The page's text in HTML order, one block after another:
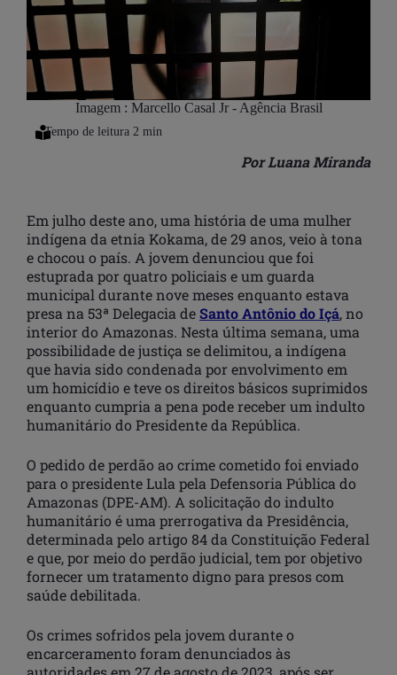
Imagem : Marcello Casal Jr - Agência Brasil
Por Luana Miranda
Em julho deste ano, uma história de uma mulher
indígena da etnia Kokama, de 29 anos, veio à tona
e chocou o país. A jovem denunciou que foi
estuprada por quatro policiais e um guarda
municipal durante nove meses enquanto estava
presa na 53ª Delegacia deSanto Antônio do Içá, no
interior do Amazonas. Nesta última semana, uma
possibilidade de justiça se delimitou, a indígena
que havia sido condenada por envolvimento em
um homicídio e teve os direitos básicos suprimidos
enquanto cumpria a pena pode receber um indulto
humanitário do Presidente da República.
O pedido de perdão ao crime cometido foi enviado
para o presidente Lula pela Defensoria Pública do
Amazonas (DPE-AM). A solicitação do indulto
humanitário é uma prerrogativa da Presidência,
determinada pelo artigo 84 da Constituição Federal
e que, por meio do perdão judicial, tem por objetivo
fornecer um tratamento digno para presos com
saúde debilitada.
Os crimes sofridos pela jovem durante o
encarceramento foram denunciados às